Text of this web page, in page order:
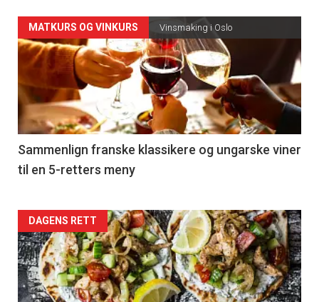
Forsiden
akkurat
nå
-
5
MATKURS OG VINKURS Vinsmaking i Oslo
Sammenlign franske klassikere og ungarske viner
til en 5-retters meny
Forsiden
akkurat
nå
DAGENS RETT